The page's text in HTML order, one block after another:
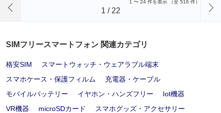
1 〜 24 件を表示 （全 516 件）
1 / 22
SIMフリースマートフォン 関連カテゴリ
格安SIM
スマートウォッチ・ウェアラブル端末
スマホケース・保護フィルム
充電器・ケーブル
モバイルバッテリー
イヤホン・ハンズフリー
Iot機器
VR機器
microSDカード スマホグッズ・アクセサリー